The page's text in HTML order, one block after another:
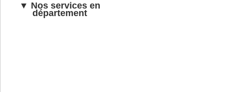
▼ Nos services en
département